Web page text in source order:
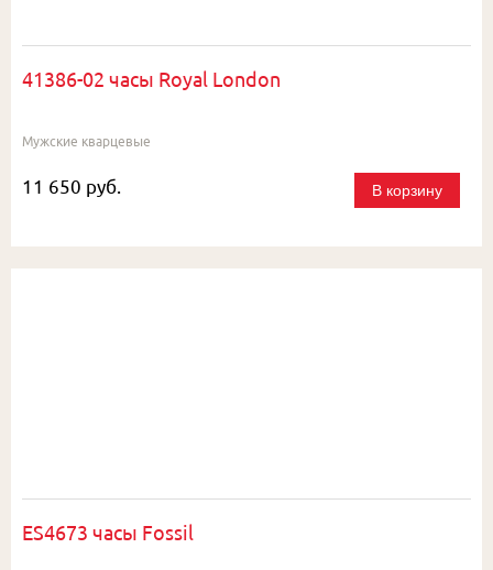
41386-02 часы Royal London
Мужские кварцевые
11 650 руб. В корзину
ES4673 часы Fossil